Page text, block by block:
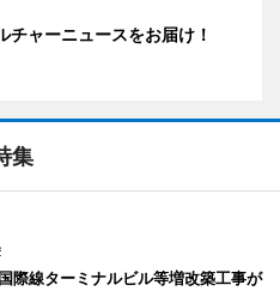
チャーニュースをお届け！
集
際線ターミナルビル等増改築工事が